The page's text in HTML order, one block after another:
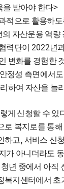
을 받아야 한다>
적으로 활용하
의 자산운용 역량
력단이 2022년
변화를 경험한
정성 측면에서
하여 자산을 늘
게 신청할 수 있
로 복지로를 통
하고, 서비스 신
가 아니더라도 동
년 중에서 아직
복지센터에서 초